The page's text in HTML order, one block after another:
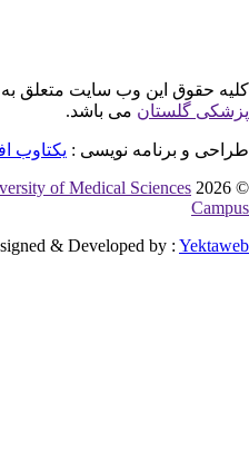
این وب سایت متعلق بهپردیس
می باشد.
برنامه نویسی :یکتاوب افزار
University of Medical Sciences
Designed & Developed by :